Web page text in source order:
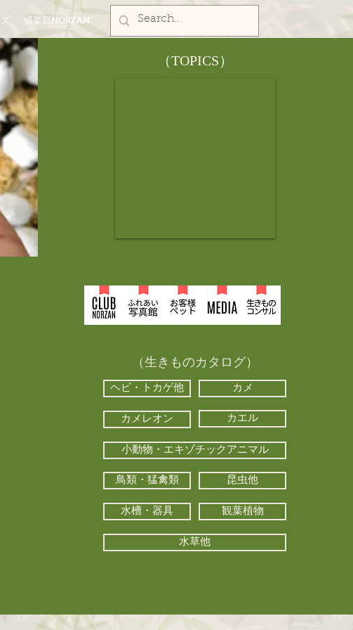
倶楽部NORZAN
​（TOPICS）
（生きものカタログ）
ヘビ・トカゲ他 カメ
カメレオン カエル
小動物・エキゾチックアニマル
鳥類・猛禽類 昆虫他
水槽・器具 観葉植物
水草他